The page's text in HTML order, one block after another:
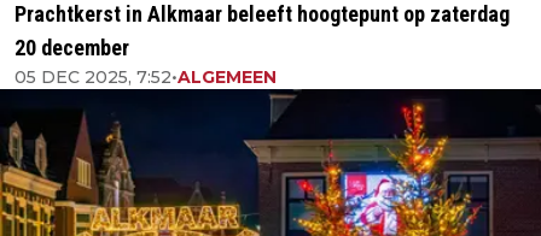
Prachtkerst in Alkmaar beleeft hoogtepunt op zaterdag
20 december
05 DEC 2025, 7:52•ALGEMEEN